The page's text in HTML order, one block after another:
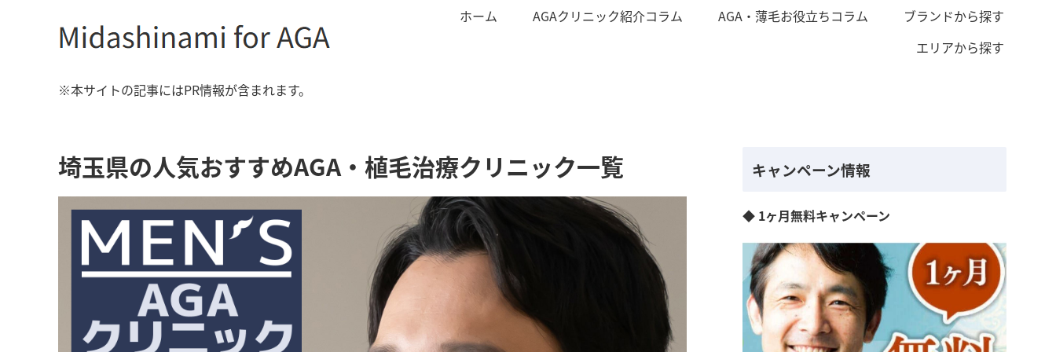
ホーム AGAクリニック紹介コラム AGA・薄毛お役立ちコラム
ブランドから探す
エリアから探す
※本サイトの記事にはPR情報が含まれます。
埼玉県の人気おすすめAGA・植毛治療クリニック一覧 キャンペーン情報
◆ 1ヶ月無料キャンペーン